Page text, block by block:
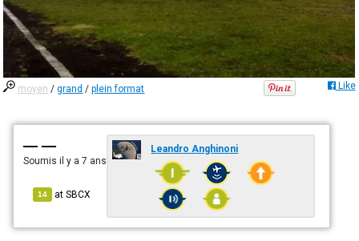
moyen /grand /plein format Like
— —
Soumisil y a 7 ans
14 atSBCX
Leandro Anghinoni